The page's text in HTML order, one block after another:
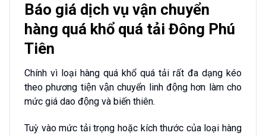
Báo giá dịch vụ vận chuyển
hàng quá khổ quá tải Đông Phú
Tiên
Chính vì loại hàng quá khổ quá tải rất đa dạng kéo
theo phương tiện vận chuyển linh động hơn làm cho
mức giá dao động và biến thiên.
Tuỳ vào mức tải trọng hoặc kích thước của loại hàng